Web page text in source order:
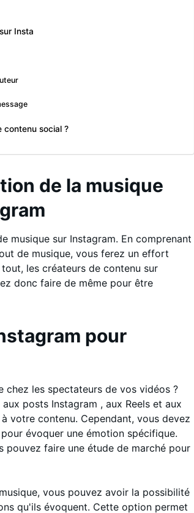
Insta
contenu social ?
de la musique
musique sur Instagram. En comprenant
de musique, vous ferez un effort
les créateurs de contenu sur
donc faire de même pour être
pour
chez les spectateurs de vos vidéos ?
posts Instagram , aux Reels et aux
votre contenu. Cependant, vous devez
évoquer une émotion spécifique.
pouvez faire une étude de marché pour
vous pouvez avoir la possibilité
qu'ils évoquent. Cette option permet